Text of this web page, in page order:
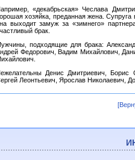
«декабрьская» Чеслава
хозяйка, преданная жена.
выходит замуж за «зимнего»
брак.
подходящие для брака:
Федорович, Вадим Михайлович,
Денис Дмитриевич, Борис
Леонтьевич, Ярослав Николаевич,